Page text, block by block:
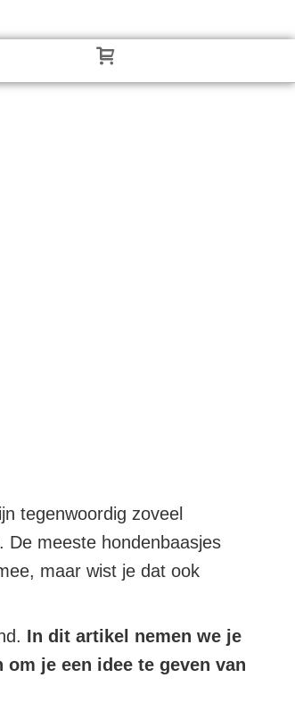
tegenwoordig zoveel
De meeste hondenbaasjes
maar wist je dat ook
In dit artikel nemen we je
je een idee te geven van